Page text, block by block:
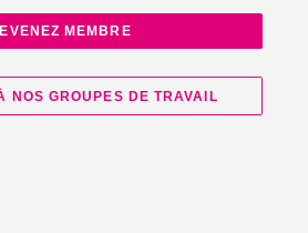
MEMBRE
NOS GROUPES DE TRAVAIL